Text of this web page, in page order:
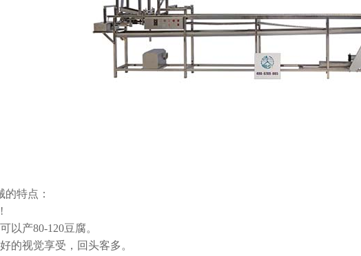
特点：
以产80-120豆腐。
的视觉享受，回头客多。